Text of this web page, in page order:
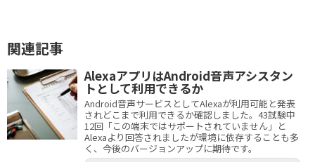
関連記事
AlexaアプリはAndroid音声アシスタン
トとして利用できるか
Android音声サービスとしてAlexaが利用可能と発表
されどこまで利用できるか確認しました。43試験中
12回「この端末ではサポートされていません」と
Alexaより回答されましたが環境に依存することも多
く、今後のバージョンアップに期待です。